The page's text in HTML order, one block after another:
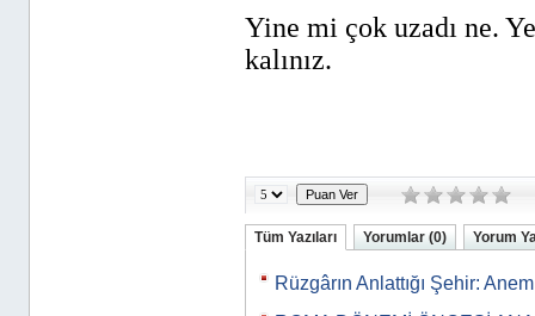
Yine mi çok uzadı ne.
kalınız.
Tüm Yazıları Yorumlar (0) Yorum
Rüzgârın Anlattığı Şehir: